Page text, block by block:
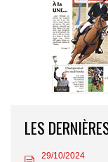
LES
29/10/2024